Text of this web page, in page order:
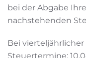
bei der Abgabe
nachstehenden
Bei
Steuertermine: